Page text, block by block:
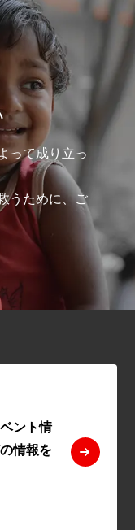
って成り立っ
うために、ご
ント情
情報を